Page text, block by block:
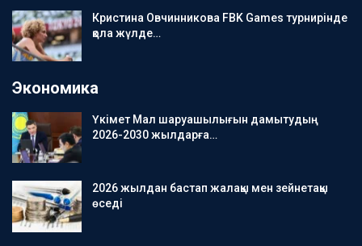
Кристина Овчинникова FBK Games турнирінде
қола жүлде…
Экономика
Үкімет Мал шаруашылығын дамытудың
2026-2030 жылдарға…
2026 жылдан бастап жалақы мен зейнетақы
өседі